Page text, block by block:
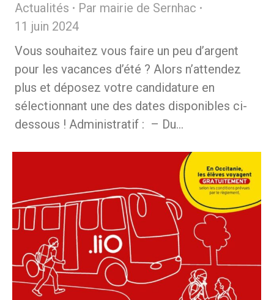
Actualités Par mairie de Sernhac
11 juin 2024
Vous souhaitez vous faire un peu d’argent
pour les vacances d’été ? Alors n’attendez
plus et déposez votre candidature en
sélectionnant une des dates disponibles ci-
dessous ! Administratif : – Du…